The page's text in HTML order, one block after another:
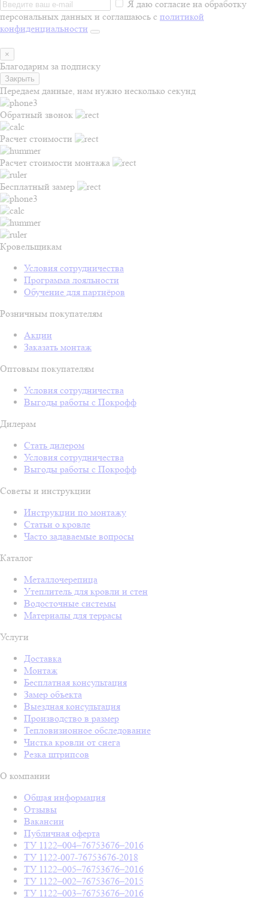
Я даю согласие на обработку
персональных данных и соглашаюсь с политикой
конфиденциальности
×
Благодарим за подписку
Закрыть
Передаем данные, нам нужно несколько секунд
Обратный звонок
Расчет стоимости
Расчет стоимости монтажа
Бесплатный замер
Кровельщикам
Условия сотрудничества
Программа лояльности
Обучение для партнёров
Розничным покупателям
Акции
Заказать монтаж
Оптовым покупателям
Условия сотрудничества
Выгоды работы с Покрофф
Дилерам
Стать дилером
Условия сотрудничества
Выгоды работы с Покрофф
Советы и инструкции
Инструкции по монтажу
Статьи о кровле
Часто задаваемые вопросы
Каталог
Металлочерепица
Утеплитель для кровли и стен
Водосточные системы
Материалы для террасы
Услуги
Доставка
Монтаж
Бесплатная консультация
Замер объекта
Выездная консультация
Производство в размер
Тепловизионное обследование
Чистка кровли от снега
Резка штрипсов
О компании
Общая информация
Отзывы
Вакансии
Публичная оферта
ТУ 1122–004–76753676–2016
ТУ 1122-007-76753676-2018
ТУ 1122–005–76753676–2016
ТУ 1122–002–76753676–2015
ТУ 1122–003–76753676–2016